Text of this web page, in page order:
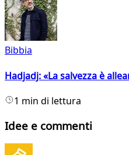
Bibbia
Hadjadj: «La salvezza è
1 min di lettura
Idee e commenti